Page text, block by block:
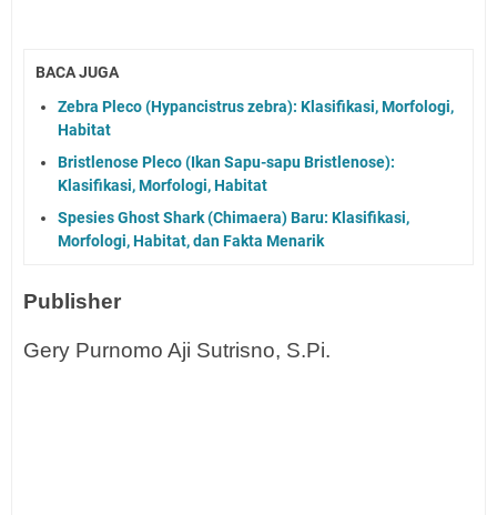
BACA JUGA
Zebra Pleco (Hypancistrus zebra): Klasifikasi, Morfologi,
Habitat
Bristlenose Pleco (Ikan Sapu-sapu Bristlenose):
Klasifikasi, Morfologi, Habitat
Spesies Ghost Shark (Chimaera) Baru: Klasifikasi,
Morfologi, Habitat, dan Fakta Menarik
Publisher
Gery Purnomo Aji Sutrisno, S.Pi.